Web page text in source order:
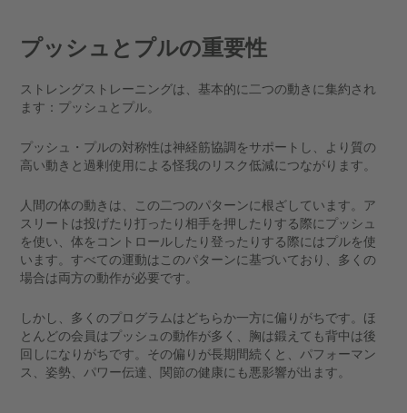
プッシュとプルの重要性
ストレングストレーニングは、基本的に二つの動きに集約され
ます：プッシュとプル。
プッシュ・プルの対称性は神経筋協調をサポートし、より質の
高い動きと過剰使用による怪我のリスク低減につながります。
人間の体の動きは、この二つのパターンに根ざしています。ア
スリートは投げたり打ったり相手を押したりする際にプッシュ
を使い、体をコントロールしたり登ったりする際にはプルを使
います。すべての運動はこのパターンに基づいており、多くの
場合は両方の動作が必要です。
しかし、多くのプログラムはどちらか一方に偏りがちです。ほ
とんどの会員はプッシュの動作が多く、胸は鍛えても背中は後
回しになりがちです。その偏りが長期間続くと、パフォーマン
ス、姿勢、パワー伝達、関節の健康にも悪影響が出ます。